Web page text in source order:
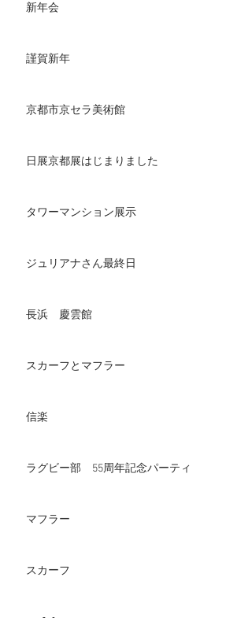
新年会
謹賀新年
京都市京セラ美術館
日展京都展はじまりました
タワーマンション展示
ジュリアナさん最終日
長浜 慶雲館
スカーフとマフラー
信楽
ラグビー部 55周年記念パーティ
マフラー
スカーフ